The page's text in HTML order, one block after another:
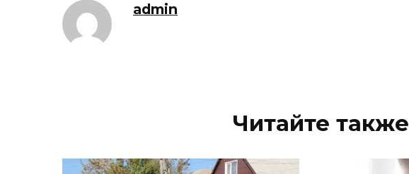
admin
Читайте также